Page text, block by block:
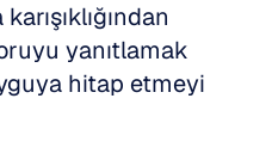
yanıtlamak
hitap etmeyi